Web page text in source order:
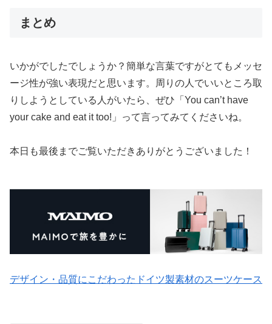
まとめ
いかがでしたでしょうか？簡単な言葉ですがとてもメッセ
ージ性が強い表現だと思います。周りの人でいいところ取
りしようとしている人がいたら、ぜひ「You can’t have
your cake and eat it too!」って言ってみてくださいね。
本日も最後までご覧いただきありがとうございました！
デザイン・品質にこだわったドイツ製素材のスーツケース